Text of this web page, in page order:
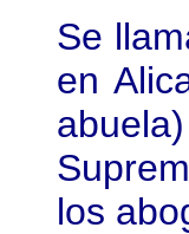
Se
en
los